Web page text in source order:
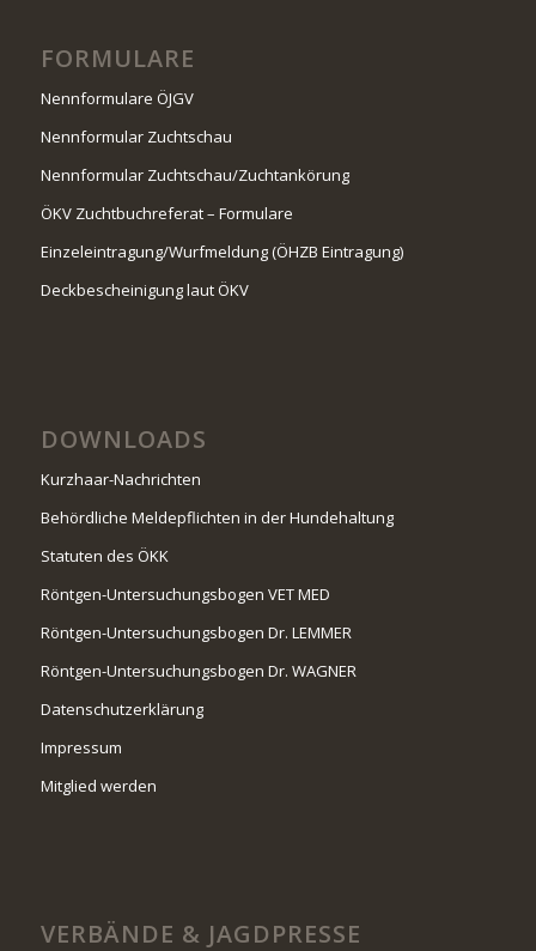
FORMULARE
Nennformulare ÖJGV
Nennformular Zuchtschau
Nennformular Zuchtschau/Zuchtankörung
ÖKV Zuchtbuchreferat – Formulare
Einzeleintragung/Wurfmeldung (ÖHZB Eintragung)
Deckbescheinigung laut ÖKV
DOWNLOADS
Kurzhaar-Nachrichten
Behördliche Meldepflichten in der Hundehaltung
Statuten des ÖKK
Röntgen-Untersuchungsbogen VET MED
Röntgen-Untersuchungsbogen Dr. LEMMER
Röntgen-Untersuchungsbogen Dr. WAGNER
Datenschutzerklärung
Impressum
Mitglied werden
VERBÄNDE & JAGDPRESSE